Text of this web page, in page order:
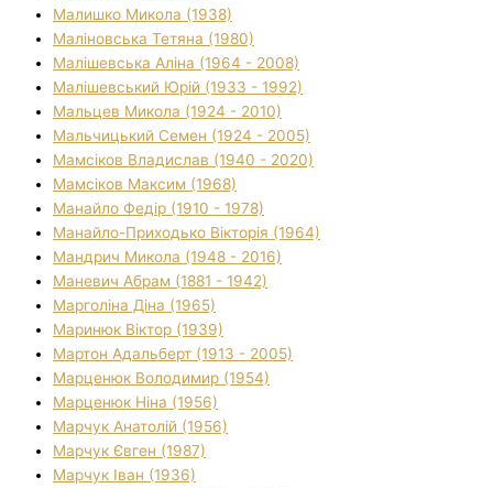
Малишко Микола (1938)
Маліновська Тетяна (1980)
Малішевська Аліна (1964 - 2008)
Малішевський Юрій (1933 - 1992)
Мальцев Микола (1924 - 2010)
Мальчицький Семен (1924 - 2005)
Мамсіков Владислав (1940 - 2020)
Мамсіков Максим (1968)
Манайло Федір (1910 - 1978)
Манайло-Приходько Вікторія (1964)
Мандрич Микола (1948 - 2016)
Маневич Абрам (1881 - 1942)
Марголіна Діна (1965)
Маринюк Віктор (1939)
Мартон Адальберт (1913 - 2005)
Марценюк Володимир (1954)
Марценюк Ніна (1956)
Марчук Анатолій (1956)
Марчук Євген (1987)
Марчук Іван (1936)